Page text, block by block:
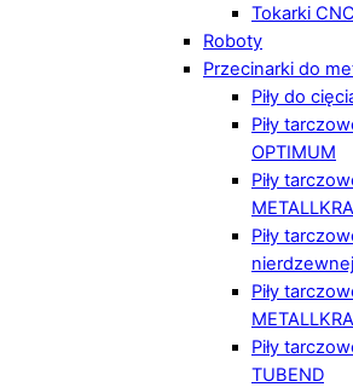
Tokarki
Roboty
Przecinarki do
Piły do
Piły
OPTIMUM
Piły
Piły
Piły
Piły
TUBEND